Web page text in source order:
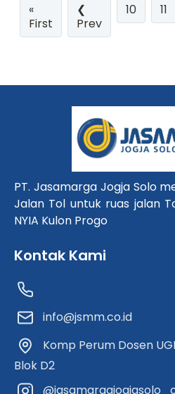
«
First
❮
Prev
10 11
PT. Jasamarga Jogja Solo
Jalan Tol untuk ruas jalan
NYIA Kulon Progo
Kontak Kami
info@jsmm.co.id
Komp Perum Dosen
Blok D2